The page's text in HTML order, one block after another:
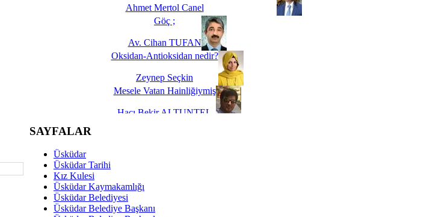
Ahmet Mertol Canel
Göç ;
Av. Cihan TUFAN
Oksidan-Antioksidan nedir?
Zeynep Seçkin
Mesele Vatan Hainliğiymiş
Hacı Bekir ALTUNTEL
Dünya Fani, Ama Kısa Bir Süre De Olsa Burdayız
Savaş ŞENEL
Hukukun Adaleti Kalmadı Üstadım!
SAYFALAR
Üsküdar
Üsküdar Tarihi
Kız Kulesi
Üsküdar Kaymakamlığı
Üsküdar Belediyesi
Üsküdar Belediye Başkanı